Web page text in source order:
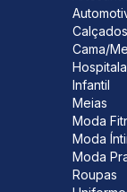
Calçados
Cama/
Infantil
Meias
Moda
Moda
Moda
Roupas